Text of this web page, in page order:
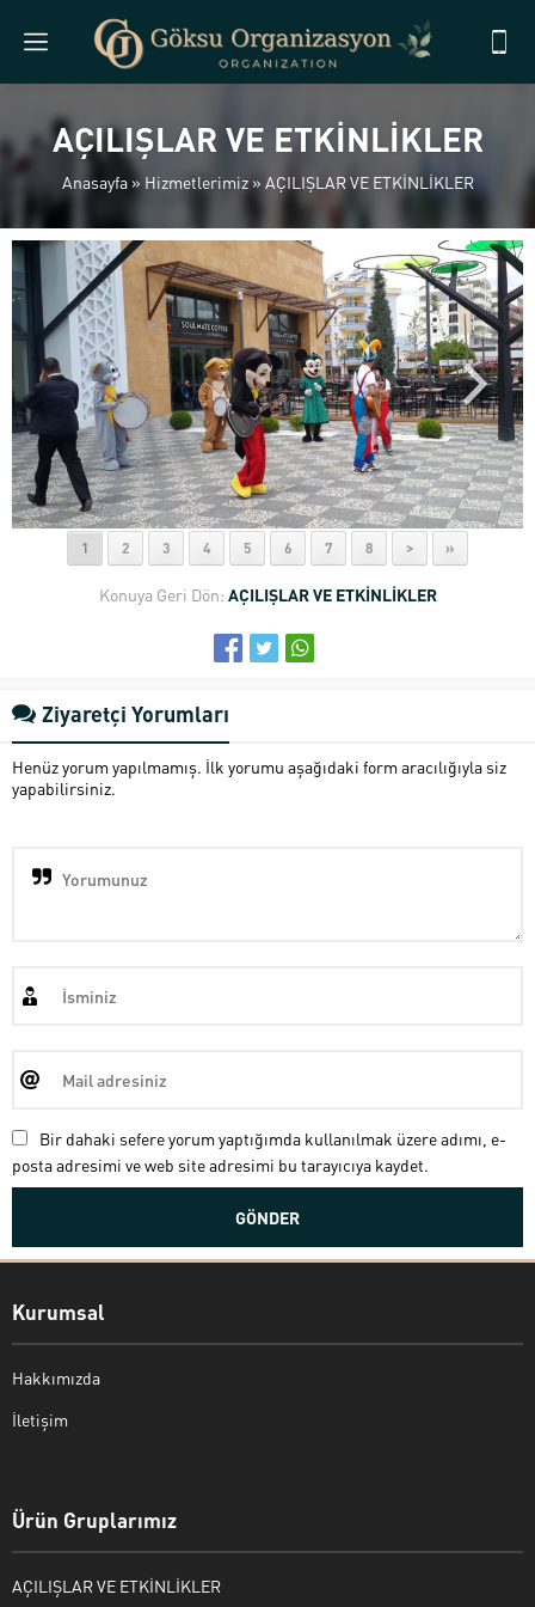
AÇILIŞLAR VE ETKİNLİKLER
Anasayfa» Hizmetlerimiz» AÇILIŞLAR VE ETKİNLİKLER
1 2 3 4 5 6 7 8 > »
Konuya Geri Dön: AÇILIŞLAR VE ETKİNLİKLER
Ziyaretçi Yorumları
Henüz yorum yapılmamış. İlk yorumu aşağıdaki form aracılığıyla siz
yapabilirsiniz.
Bir dahaki sefere yorum yaptığımda kullanılmak üzere adımı, e-
posta adresimi ve web site adresimi bu tarayıcıya kaydet.
Kurumsal
Hakkımızda
İletişim
Ürün Gruplarımız
AÇILIŞLAR VE ETKİNLİKLER